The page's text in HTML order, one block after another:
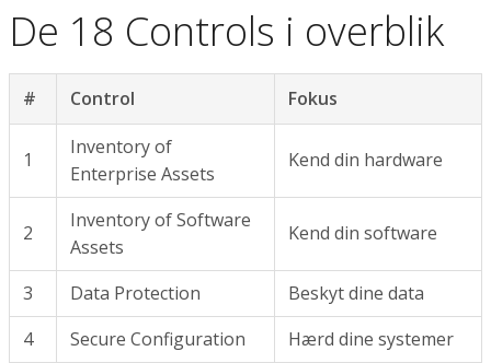
De 18 Controls i overblik
# Control Fokus
1
Inventory of
Enterprise Assets
Kend din hardware
2
Inventory of Software
Assets
Kend din software
3 Data Protection
Beskyt dine data
4
Secure Configuration
Hærd dine systemer